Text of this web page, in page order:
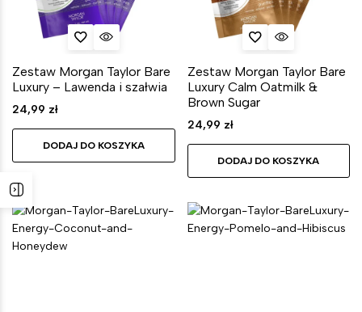
Zestaw Morgan Taylor Bare
Luxury – Lawenda i szałwia
24,99 zł
DODAJ DO KOSZYKA
Zestaw Morgan Taylor Bare
Luxury Calm Oatmilk &
Brown Sugar
24,99 zł
DODAJ DO KOSZYKA